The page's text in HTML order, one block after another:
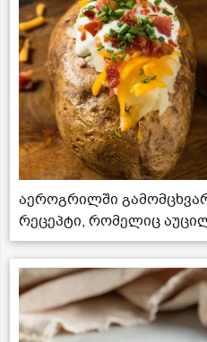
აეროგრილში
რეცეპტი, რომელიც